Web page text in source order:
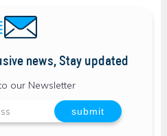
news, Stay updated
our Newsletter